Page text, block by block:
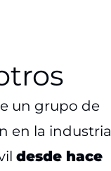
un grupo de
en la industria
desde hace